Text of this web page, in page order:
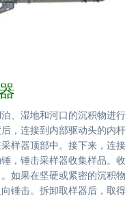
、湿地和河口的沉积物进行
，连接到内部驱动头的内杆
样器顶部中。接下来，连接
，锤击采样器收集样品。收
如果在坚硬或紧密的沉积物
锤击。拆卸取样器后，取得